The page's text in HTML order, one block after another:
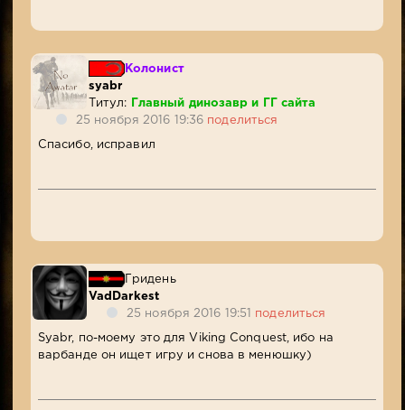
Колонист
syabr
Титул:
Главный динозавр и ГГ сайта
25 ноября 2016 19:36 поделиться
Спасибо, исправил
Гридень
VadDarkest
25 ноября 2016 19:51 поделиться
Syabr, по-моему это для Viking Conquest, ибо на
варбанде он ищет игру и снова в менюшку)